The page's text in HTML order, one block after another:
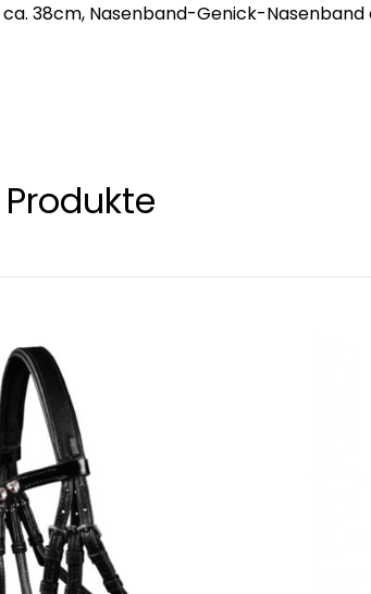
38cm, Nasenband-Genick-